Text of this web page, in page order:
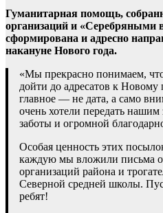
Гуманитарная помощь,
организаций и «Серебряными
сформирована и адресно
накануне Нового года.
«Мы прекрасно понимаем,
дойти до адресатов к
главное — не дата, а само
очень хотели передать
заботы и огромной
Особая ценность этих
каждую мы вложили письма
организаций района и
Северной средней школы.
ребят!